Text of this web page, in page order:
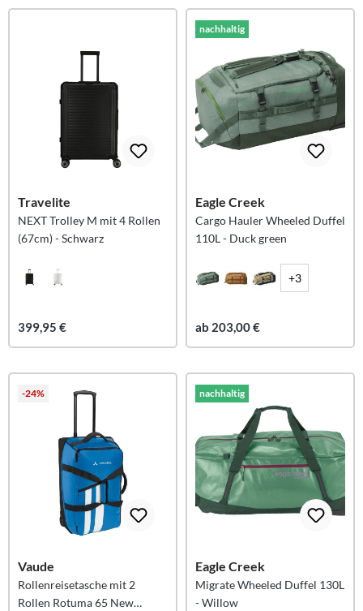
Travelite
NEXT Trolley M mit 4 Rollen
(67cm) - Schwarz
399,95 €
nachhaltig
Eagle Creek
Cargo Hauler Wheeled Duffel
110L - Duck green
+3
ab 203,00 €
-24%
Vaude
Rollenreisetasche mit 2
Rollen Rotuma 65 New
nachhaltig
Eagle Creek
Migrate Wheeled Duffel 130L
- Willow